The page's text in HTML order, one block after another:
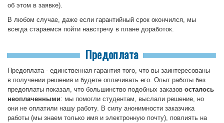
об этом в заявке).
В любом случае, даже если гарантийный срок окончился, мы
всегда стараемся пойти навстречу в плане доработок.
Предоплата
Предоплата - единственная гарантия того, что вы заинтересованы
в получении решения и будете оплачивать его. Опыт работы без
предоплаты показал, что большинство подобных заказов осталось
неоплаченными: мы помогли студентам, выслали решение, но
они не оплатили нашу работу. В силу анонимности заказчика
работы (мы знаем только имя и электронную почту), повлиять на